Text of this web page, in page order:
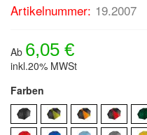
Artikelnummer: 19.2007
Ab 6,05 €
inkl.20% MWSt
Farben